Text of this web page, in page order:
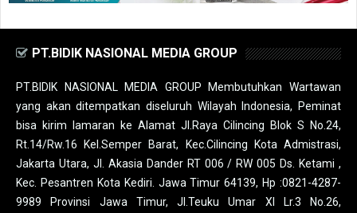
PT.BIDIK NASIONAL MEDIA GROUP
PT.BIDIK NASIONAL MEDIA GROUP Membutuhkan Wartawan
yang akan ditempatkan diseluruh Wilayah Indonesia, Peminat
bisa kirim lamaran ke Alamat Jl.Raya Cilincing Blok S No.24,
Rt.14/Rw.16 Kel.Semper Barat, Kec.Cilincing Kota Admistrasi,
Jakarta Utara, Jl. Akasia Dander RT 006 / RW 005 Ds. Ketami ,
Kec. Pesantren Kota Kediri. Jawa Timur 64139, Hp :0821-4287-
9989 Provinsi Jawa Timur, Jl.Teuku Umar XI Lr.3 No.26,